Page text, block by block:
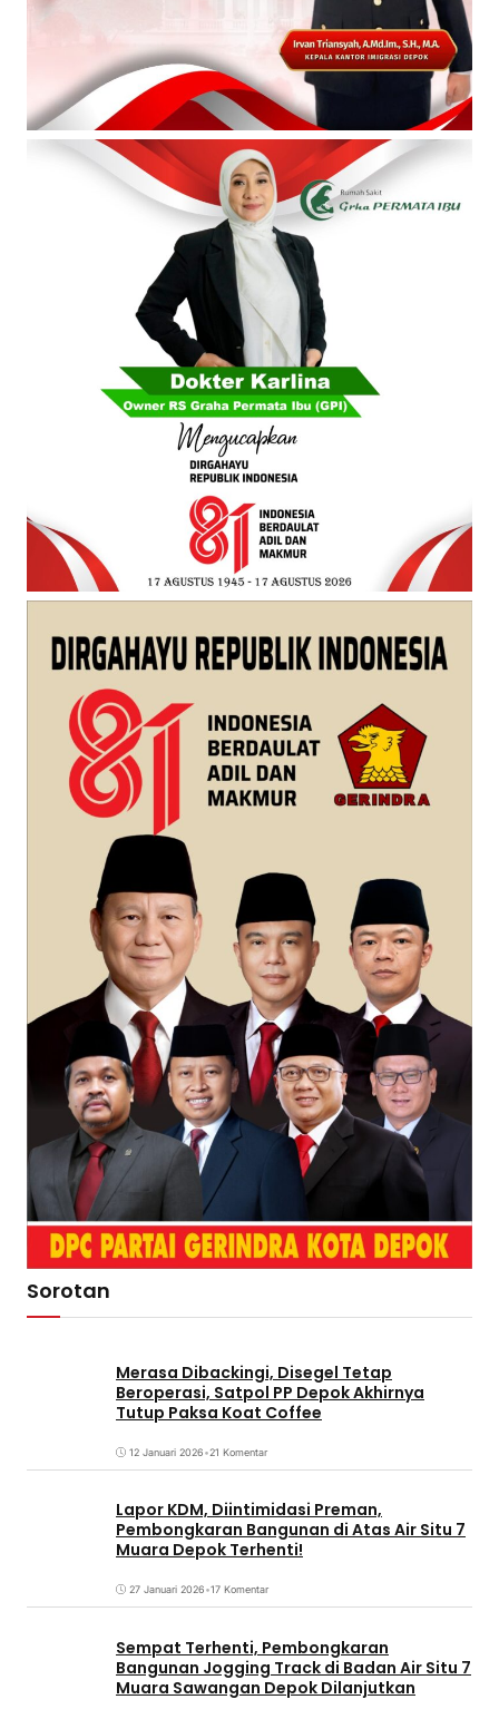
Sorotan
Merasa Dibackingi, Disegel Tetap
Beroperasi, Satpol PP Depok Akhirnya
Tutup Paksa Koat Coffee
12 Januari 2026•21 Komentar
Lapor KDM, Diintimidasi Preman,
Pembongkaran Bangunan di Atas Air Situ 7
Muara Depok Terhenti!
27 Januari 2026•17 Komentar
Sempat Terhenti, Pembongkaran
Bangunan Jogging Track di Badan Air Situ 7
Muara Sawangan Depok Dilanjutkan